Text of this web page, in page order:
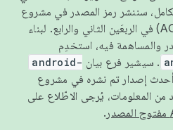
سننشر رمز المصدر في مشروع
Android مفتوح المصدر (AOSP) في الربعَين الثاني والرابع. لبناء
. سيشير فرع بيان android-
أحدث إصدار تم نشره في مشروع
.